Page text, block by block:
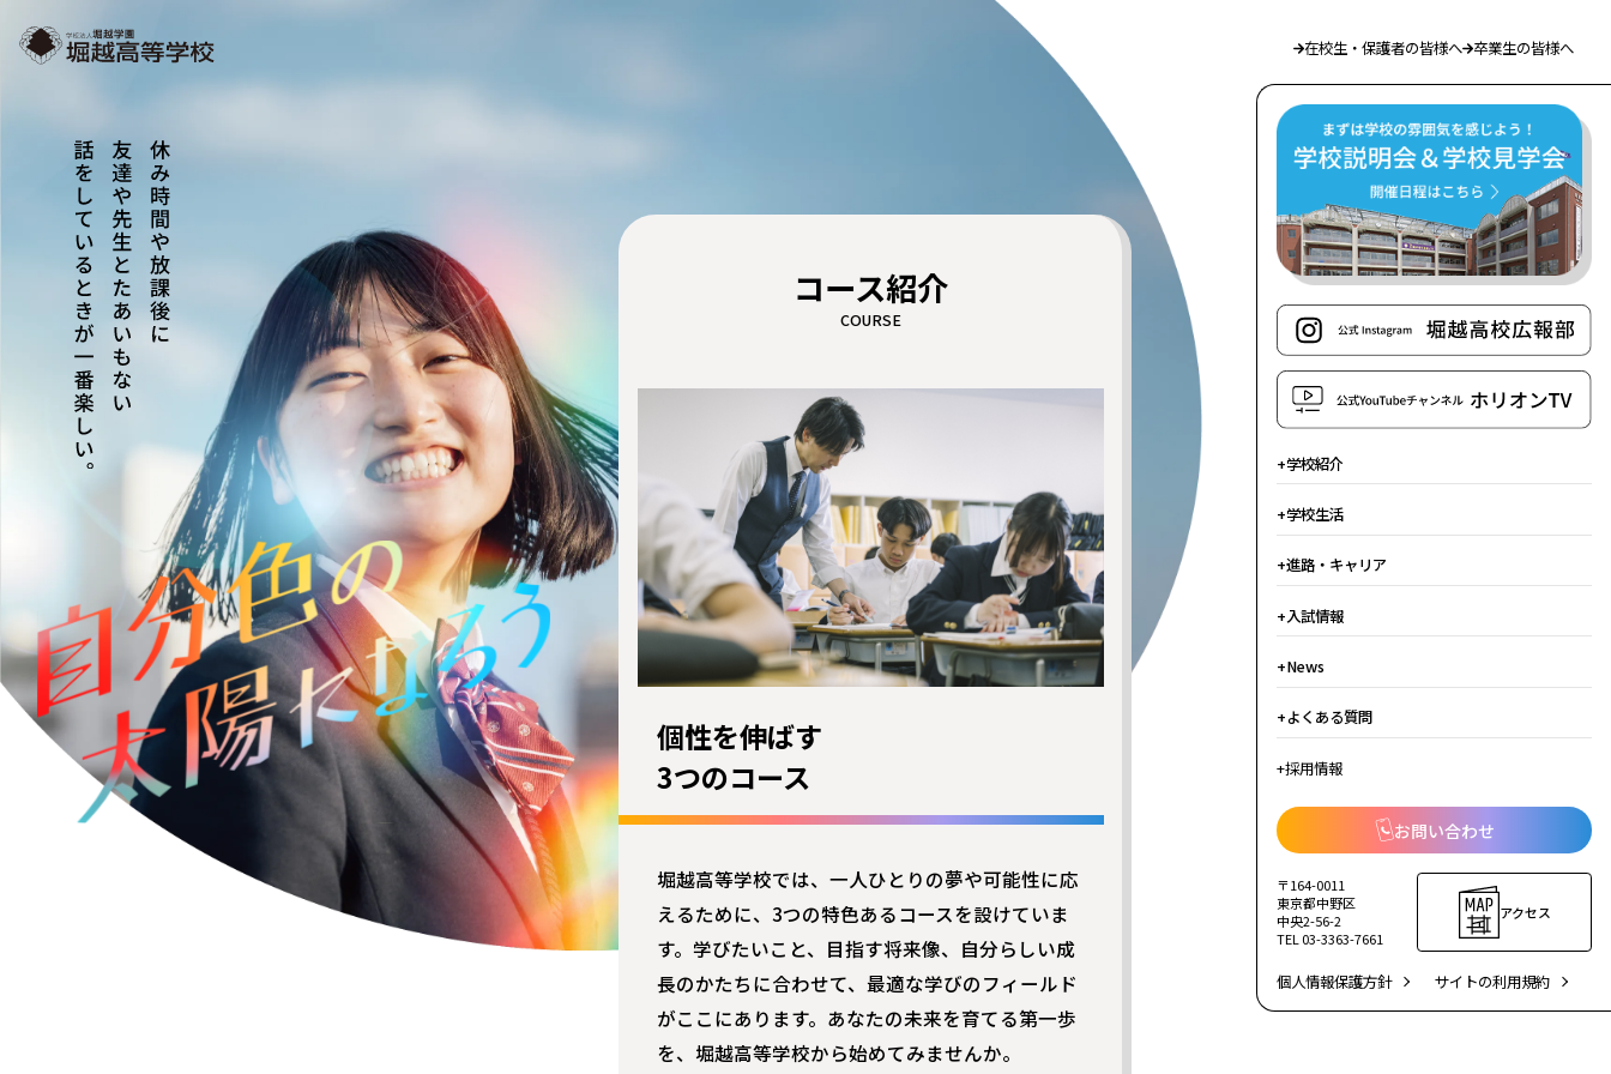
在校生・保護者の皆様へ 卒業生の皆様へ
コース紹介
COURSE
個性を伸ばす
3つのコース
堀越高等学校では、一人ひとりの夢や可能性に応
えるために、3つの特色あるコースを設けていま
す。学びたいこと、目指す将来像、自分らしい成
長のかたちに合わせて、最適な学びのフィールド
がここにあります。あなたの未来を育てる第一歩
を、堀越高等学校から始めてみませんか。
学校紹介
学校生活
進路・キャリア
入試情報
News
よくある質問
採用情報
お問い合わせ
〒164-0011
東京都中野区
中央2-56-2
TEL 03-3363-7661
アクセス
個人情報保護方針 サイトの利用規約